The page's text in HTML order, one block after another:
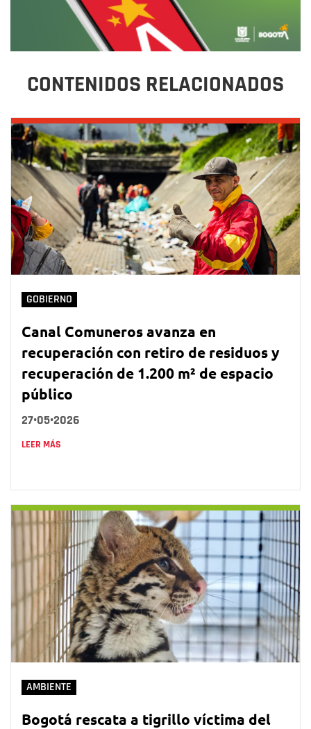
CONTENIDOS RELACIONADOS
GOBIERNO
Canal Comuneros avanza en
recuperación con retiro de residuos y
recuperación de 1.200 m² de espacio
público
27•05•2026
LEER MÁS
AMBIENTE
Bogotá rescata a tigrillo víctima del